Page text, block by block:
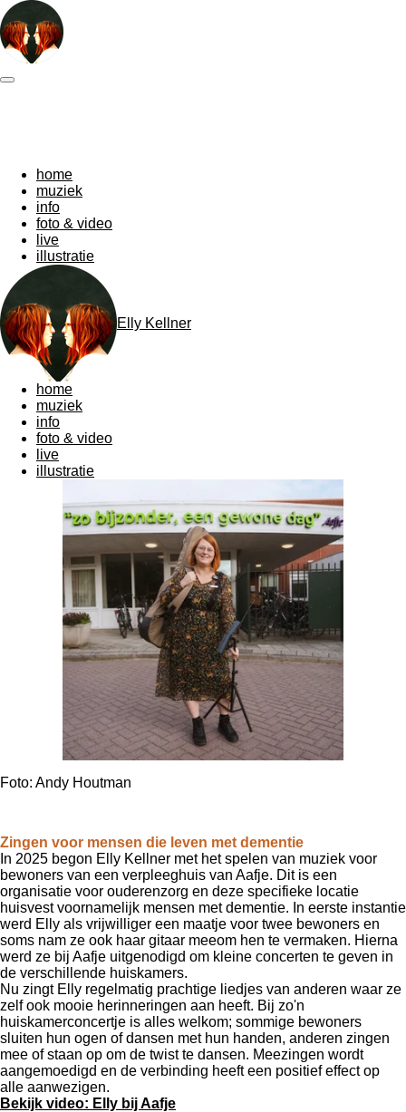
Ga
direct
naar
de
hoofdinhoud
home
muziek
info
foto & video
live
illustratie
Elly Kellner
home
muziek
info
foto & video
live
illustratie
Foto: Andy Houtman
Zingen voor mensen die leven met dementie
In 2025 begon Elly Kellner met het spelen van muziek voor
bewoners van een verpleeghuis van Aafje. Ditis een
organisatie voor ouderenzorg en deze specifieke locatie
huisvest voornamelijk mensen met dementie. In eerste instantie
werd Elly als vrijwilliger een maatje voor twee bewoners en
soms nam ze ook haar gitaar meeom hen te vermaken. Hierna
werd ze bij Aafje uitgenodigd om kleine concerten te geven in
de verschillende huiskamers.
Nu zingt Elly regelmatig prachtige liedjes van anderen waar ze
zelf ook mooie herinneringen aan heeft. Bij zo'n
huiskamerconcertje is alles welkom; sommige bewoners
sluiten hun ogen of dansen met hun handen, anderen zingen
mee of staan op om de twist te dansen. Meezingen wordt
aangemoedigd en de verbinding heeft een positief effect op
alle aanwezigen.
Bekijk video: Elly bij Aafje